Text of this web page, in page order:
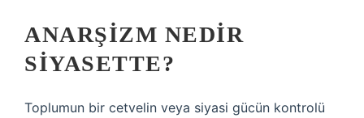
ANARŞIZM NEDIR
SIYASETTE?
Toplumun bir cetvelin veya siyasi gücün kontrolü